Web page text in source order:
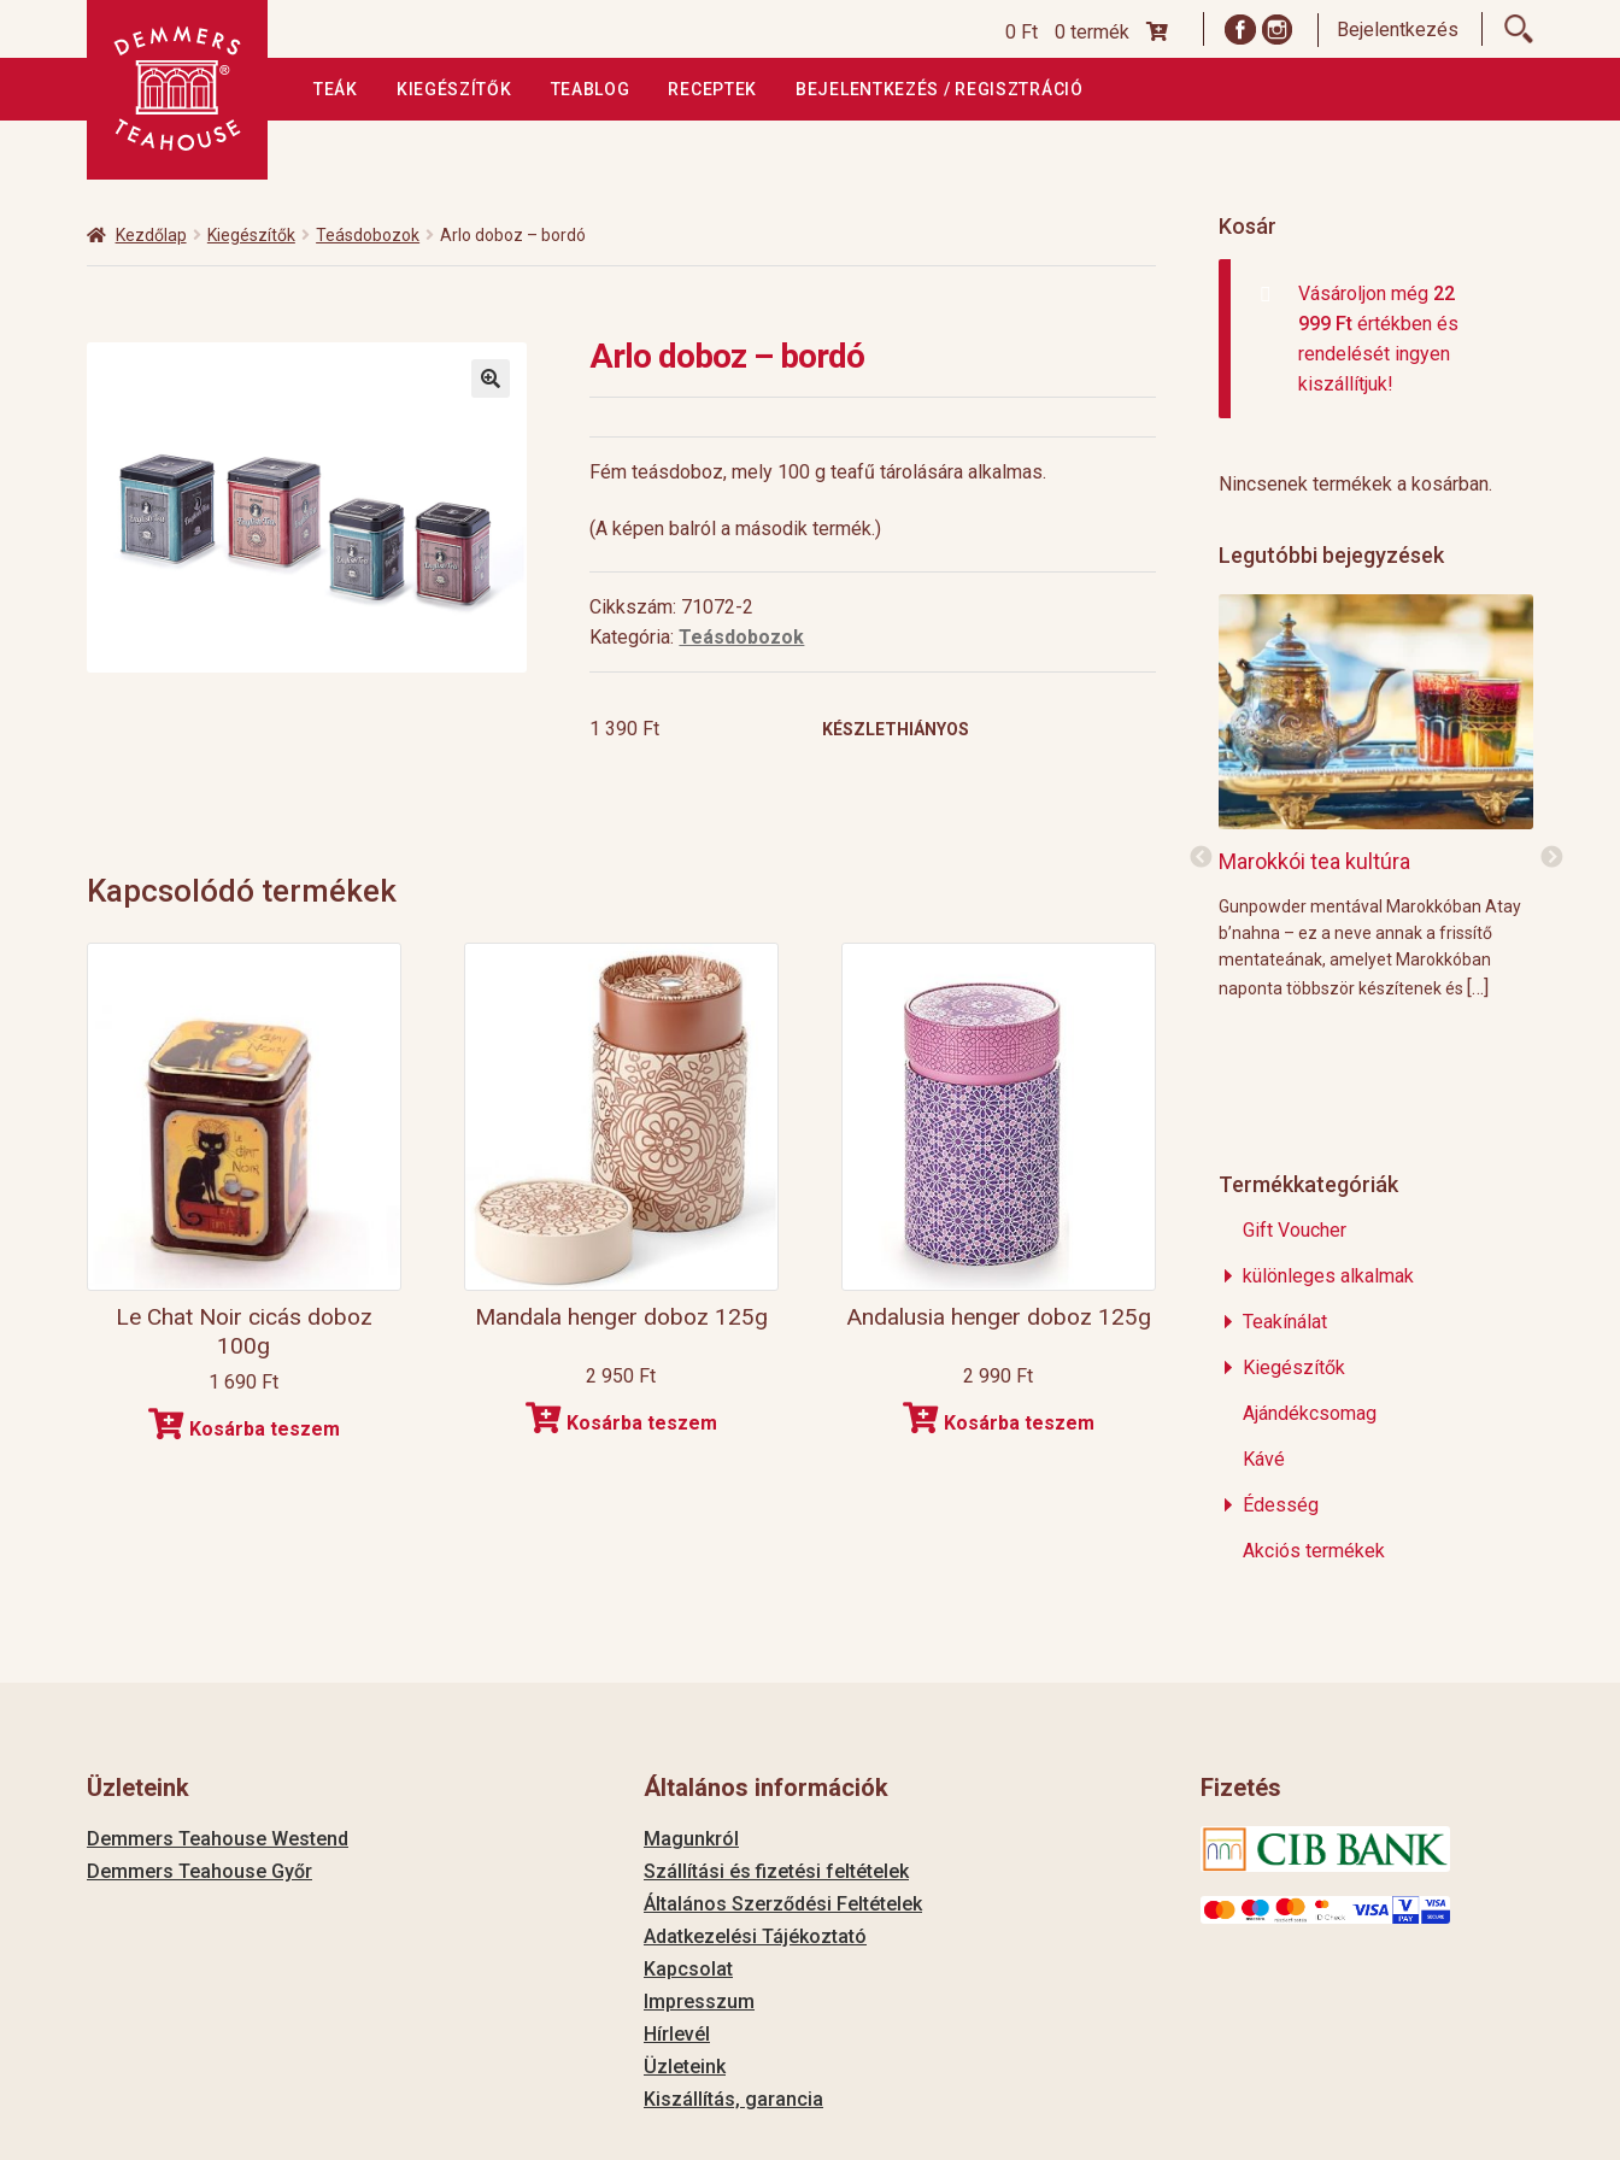
0 Ft 0 termék Bejelentkezés
navigációhoz
Kilépés
tartalomba
TEÁK KIEGÉSZÍTŐK TEABLOG RECEPTEK BEJELENTKEZÉS / REGISZTRÁCIÓ
Üzleteink Vendéglátás Visszautasított fizetés Webáruház Rólunk HoReCa Impresszum
Kezdőlap Kiegészítők Teásdobozok Arlo doboz – bordó
Arlo doboz – bordó
Fém teásdoboz, mely 100 g teafű tárolására alkalmas.
(A képen balról a második termék.)
Cikkszám: 71072-2
Kategória:Teásdobozok
1 390 Ft KÉSZLETHIÁNYOS
Kapcsolódó termékek
Le Chat Noir cicás doboz
100g
1 690 Ft
Kosárba teszem
Mandala henger doboz 125g
2 950 Ft
Kosárba teszem
Andalusia henger doboz 125g
2 990 Ft
Kosárba teszem
Kosár
Vásároljon még 22
999 Ft értékben és
rendelését ingyen
kiszállítjuk!
Nincsenek termékek a kosárban.
Legutóbbi bejegyzések
teret kap a gasztronómiában és a koktél
készítő mesterek is egyre több
levendulavirágot 125 ml forró vízzel,
Marokkói tea kultúra
Gunpowder mentával Marokkóban Atay
b’nahna – ez a neve annak a frissítő
mentateának, amelyet Marokkóban
naponta többször készítenek és […]
Grillre
Termékkategóriák
Gift Voucher
különleges alkalmak
Teakínálat
Kiegészítők
Ajándékcsomag
Kávé
Édesség
Akciós termékek
Üzleteink
Demmers Teahouse Westend
Demmers Teahouse Győr
Általános információk
Magunkról
Szállítási és fizetési feltételek
Általános Szerződési Feltételek
Adatkezelési Tájékoztató
Kapcsolat
Impresszum
Hírlevél
Üzleteink
Kiszállítás, garancia
Fizetés